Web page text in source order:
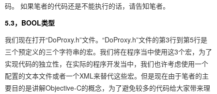
码。 如果笔者的代码还是不能执行的话，请告知笔者。
5.3，BOOL类型
我们现在打开“DoProxy.h”文件。“DoProxy.h”文件的第3行到第5行是
三个预定义的三个字符串的宏。我们将在程序当中使用这3个宏，为了
实现代码的独立性，在实际的程序开发当中，我们也许考虑使用一个
配置的文本文件或者一个XML来替代这些宏。但是现在由于笔者的主
要目的是讲解Objective-C的概念，为了避免较多的代码给大家带来理